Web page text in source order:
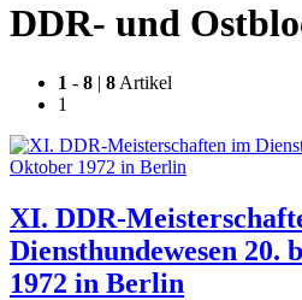
DDR- und
1 - 8 | 8 Artikel
1
XI. DDR-
Diensthundewesen 20.
1972 in Berlin